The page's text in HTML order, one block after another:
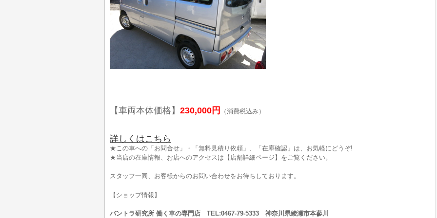
【車両本体価格】 230,000円 （消費税込み）
詳しくはこちら
★この車への「お問合せ」・「無料見積り依頼」、「在庫確認」は、お気軽にどうぞ!
★当店の在庫情報、お店へのアクセスは【店舗詳細ページ】をご覧ください。
スタッフ一同、お客様からのお問い合わせをお待ちしております。
【ショップ情報】
バントラ研究所 働く車の専門店 TEL:0467-79-5333 神奈川県綾瀬市本蓼川